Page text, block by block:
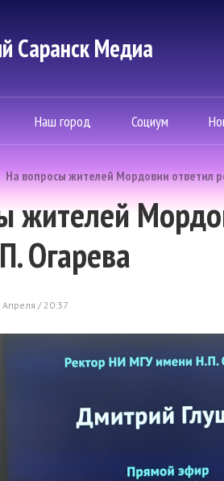
Саранск Mедиа
Наш город Социум
На вопросы жителей Мордовии ответил
жителей
Огарева
/ 20:37